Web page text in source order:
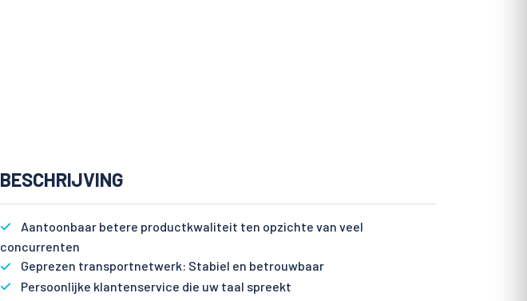
BESCHRIJVING
Aantoonbaar betere productkwaliteit ten opzichte van veel
concurrenten
Geprezen transportnetwerk: Stabiel en betrouwbaar
Persoonlijke klantenservice die uw taal spreekt